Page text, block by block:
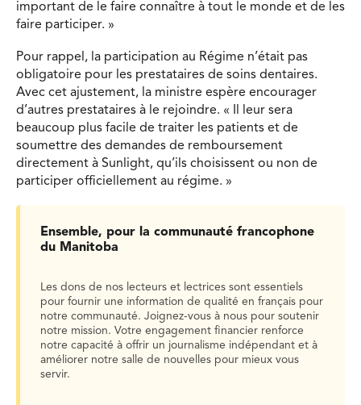
important de le faire connaître à tout le monde et de les
faire participer. »
Pour rappel, la participation au Régime n’était pas
obligatoire pour les prestataires de soins dentaires.
Avec cet ajustement, la ministre espère encourager
d’autres prestataires à le rejoindre. « Il leur sera
beaucoup plus facile de traiter les patients et de
soumettre des demandes de remboursement
directement à Sunlight, qu’ils choisissent ou non de
participer officiellement au régime. »
Ensemble, pour la communauté francophone
du Manitoba
Les dons de nos lecteurs et lectrices sont essentiels
pour fournir une information de qualité en français pour
notre communauté. Joignez-vous à nous pour soutenir
notre mission. Votre engagement financier renforce
notre capacité à offrir un journalisme indépendant et à
améliorer notre salle de nouvelles pour mieux vous
servir.